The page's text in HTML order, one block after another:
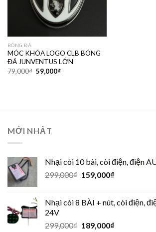
BÓNG ĐÁ
MÓC KHÓA LOGO CLB BÓNG
ĐÁ JUNVENTUS LỚN
79,000₫ 59,000₫
MỚI NHẤT
Nhại còi 10 bài, còi điện, điện
299,000₫ 159,000₫
Nhại còi 8 BÀI + nút, còi điện,
24V
299,000₫ 189,000₫